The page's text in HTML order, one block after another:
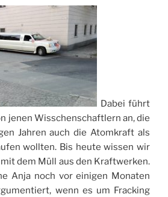
Dabei führt
jenen Wisschenschaftlern an, die
Jahren auch die Atomkraft als
wollten. Bis heute wissen wir
dem Müll aus den Kraftwerken.
Anja noch vor einigen Monaten
wenn es um Fracking